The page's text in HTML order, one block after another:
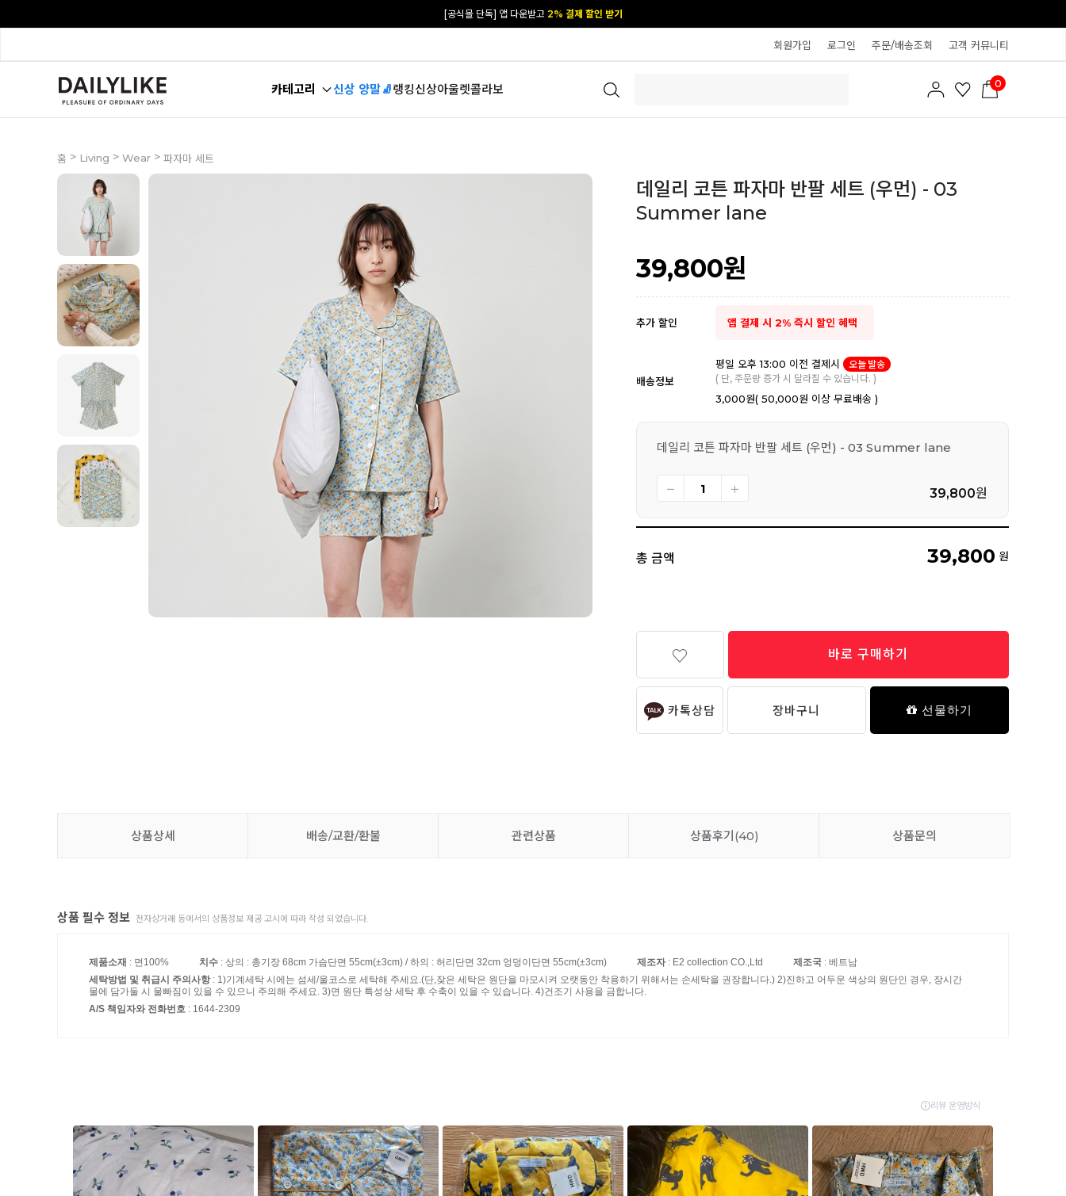
카카오 플친 추가하면1천원 즉시 할인 쿠폰
회원가입 로그인 주문/배송조회 고객 커뮤니티
카테고리 신상 양말🧦랭킹신상아울렛콜라보 0
홈 > Living > Wear > 파자마 세트
데일리 코튼 파자마 반팔 세트 (우먼) - 03
Summer lane
39,800원
추가 할인 앱 결제 시 2% 즉시 할인 혜택
배송정보
평일 오후 13:00 이전 결제시
오늘 발송
( 단, 주문량 증가 시 달라질 수 있습니다. )
3,000원( 50,000원 이상 무료배송 )
데일리 코튼 파자마 반팔 세트 (우먼) - 03 Summer lane
39,800원
총 금액 39,800 원
바로 구매하기
카톡상담 장바구니 선물하기
상품상세 배송/교환/환불 관련상품 상품후기(40) 상품문의
상품 필수 정보 전자상거래 등에서의 상품정보 제공 고시에 따라 작성 되었습니다.
제품소재 : 면100% 치수 : 상의 : 총기장 68cm 가슴단면 55cm(±3cm) / 하의 : 허리단면 32cm 엉덩이단면 55cm(±3cm) 제조자: E2 collection CO.,Ltd 제조국 : 베트남
세탁방법 및 취급시 주의사항: 1)기계세탁 시에는 섬세/울코스로 세탁해 주세요.(단,잦은 세탁은 원단을 마모시켜 오랫동안 착용하기 위해서는 손세탁을 권장합니다.) 2)진하고 어두운 색상의 원단인 경우, 장시간
물에 담가둘 시 물빠짐이 있을 수 있으니 주의해 주세요. 3)면 원단 특성상 세탁 후 수축이 있을 수 있습니다. 4)건조기 사용을 금합니다.
A/S 책임자와 전화번호 : 1644-2309